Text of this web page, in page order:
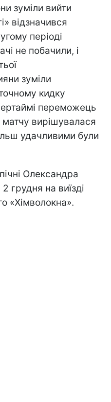
зуміли вийти
відзначився
періоді
не побачили, і
зуміли
кидку
переможець
матчу вирішувалася
удачливими були
Олександра
грудня на виїзді
«Хімволокна».